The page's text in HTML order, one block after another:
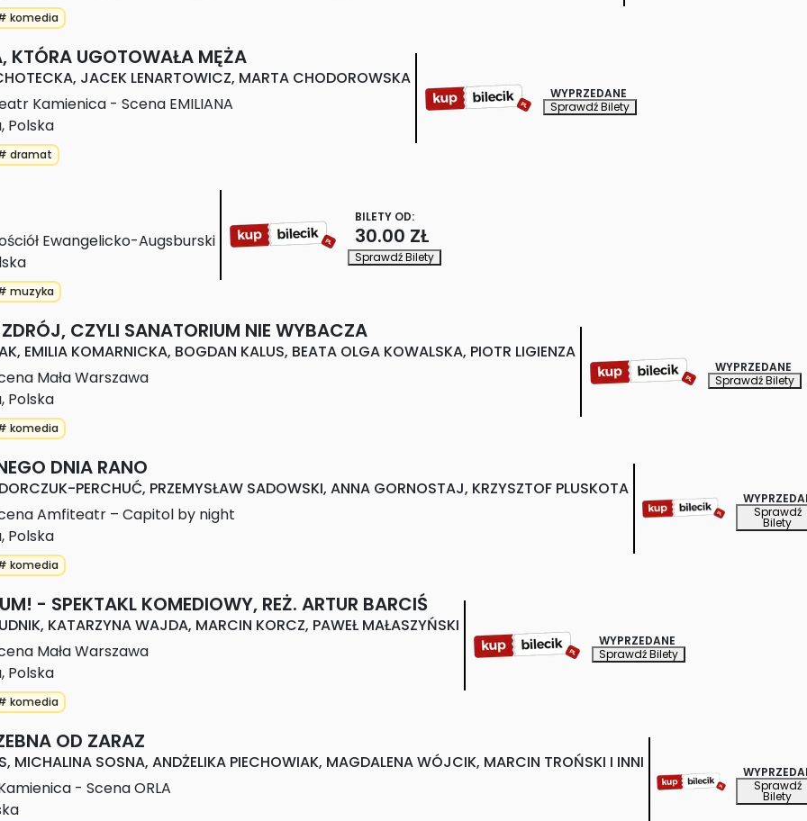
komedia
KTÓRA UGOTOWAŁA MĘŻA
JACEK LENARTOWICZ, MARTA CHODOROWSKA
Kamienica - Scena EMILIANA
, Polska
dramat
WYPRZEDANE
Sprawdź Bilety
Ewangelicko-Augsburski
muzyka
BILETY OD:
30.00 ZŁ
Sprawdź Bilety
CZYLI SANATORIUM NIE WYBACZA
EMILIA KOMARNICKA, BOGDAN KALUS, BEATA OLGA KOWALSKA, PIOTR LIGIENZA
Mała Warszawa
, Polska
komedia
WYPRZEDANE
Sprawdź Bilety
DNIA RANO
PERCHUĆ, PRZEMYSŁAW SADOWSKI, ANNA GORNOSTAJ, KRZYSZTOF PLUSKOTA
Amfiteatr – Capitol by night
, Polska
komedia
Sprawdź
Bilety
- SPEKTAKL KOMEDIOWY, REŻ. ARTUR BARCIŚ
KATARZYNA WAJDA, MARCIN KORCZ, PAWEŁ MAŁASZYŃSKI
Mała Warszawa
, Polska
komedia
WYPRZEDANE
Sprawdź Bilety
OD ZARAZ
MICHALINA SOSNA, ANDŻELIKA PIECHOWIAK, MAGDALENA WÓJCIK, MARCIN TROŃSKI I INNI
- Scena ORLA
Sprawdź
Bilety